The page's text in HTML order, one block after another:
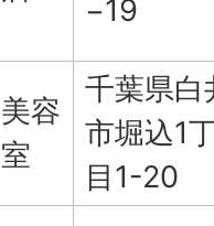
−19
美容
室
千葉県白
市堀込1
目1-20